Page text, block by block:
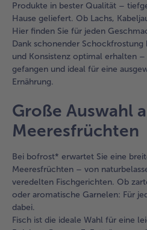
Produkte in bester Qualität –
Hause geliefert. Ob Lachs,
Hier finden Sie für jeden
Dank schonender Schockfrostung
und Konsistenz optimal erhalten
gefangen und ideal für eine
Ernährung.
Große Auswahl
Meeresfrüchten
Bei bofrost* erwartet Sie eine
Meeresfrüchten – von
veredelten Fischgerichten. Ob
oder aromatische Garnelen: Für
dabei.
Fisch ist die ideale Wahl für eine